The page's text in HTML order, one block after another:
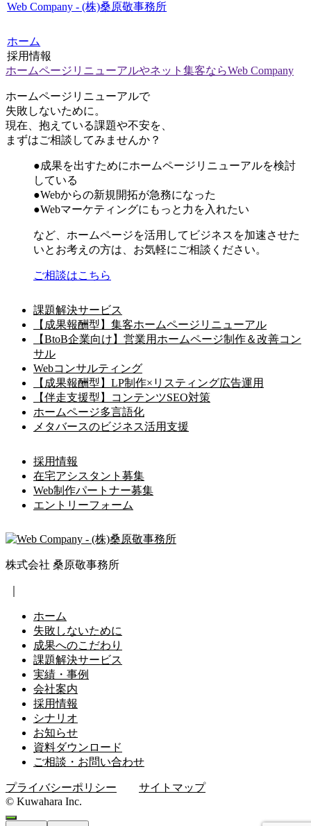
Web Company - (株)桑原敬事務所
ホーム
採用情報
ホームページリニューアルやネット集客ならWeb Company
ホームページリニューアルで
失敗しないために。
現在、抱えている課題や不安を、
まずはご相談してみませんか？
●成果を出すためにホームページリニューアルを検討
している
●Webからの新規開拓が急務になった
●Webマーケティングにもっと力を入れたい
など、ホームページを活用してビジネスを加速させた
いとお考えの方は、お気軽にご相談ください。
ご相談はこちら
課題解決サービス
【成果報酬型】集客ホームページリニューアル
【BtoB企業向け】営業用ホームページ制作＆改善コン
サル
Webコンサルティング
【成果報酬型】LP制作×リスティング広告運用
【伴走支援型】コンテンツSEO対策
ホームページ多言語化
メタバースのビジネス活用支援
採用情報
在宅アシスタント募集
Web制作パートナー募集
エントリーフォーム
株式会社 桑原敬事務所
ホーム
失敗しないために
成果へのこだわり
課題解決サービス
実績・事例
会社案内
採用情報
シナリオ
お知らせ
資料ダウンロード
ご相談・お問い合わせ
プライバシーポリシー
サイトマップ
© Kuwahara Inc.